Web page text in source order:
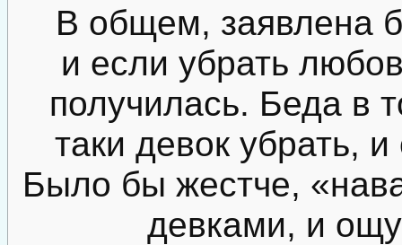
В общем, заявлена
и если убрать
получилась. Беда в
таки девок убрать,
Было бы жестче,
девками, и